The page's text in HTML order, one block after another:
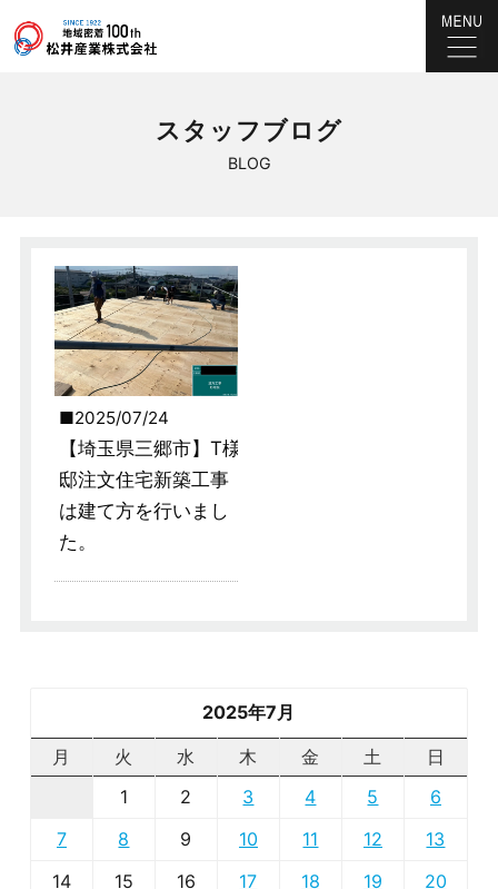
BLOG
スタッフブログ
2025/07/24
【埼玉県三郷市】T様
邸注文住宅新築工事
は建て方を行いまし
た。
2025年7月
月
火 水 木 金 土
日
1
2 3 4 5
6
7
8 9 10 11 12
13
14
15 16 17 18 19
20